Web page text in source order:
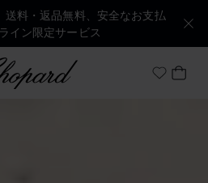
送料・返品無料、安全なお支払
イン限定サービス
Chopard Myマ